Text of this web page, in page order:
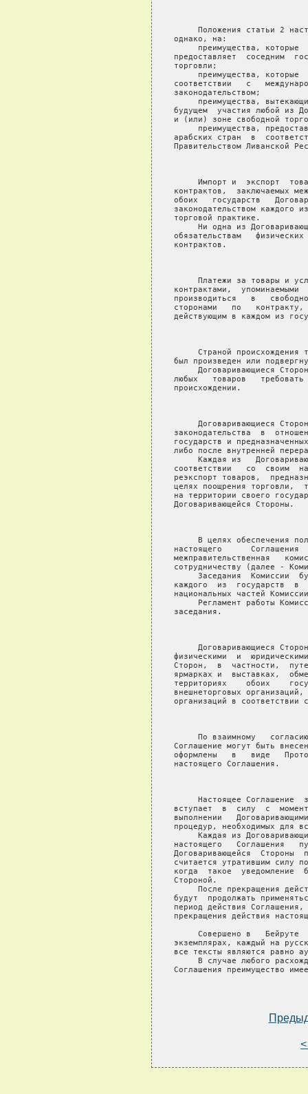
Положения статьи 2
однако, на:
преимущества, которые
предоставляет  соседним
торговли;
преимущества, которые
соответствии   с
законодательством;
преимущества,
будущем  участия любой из
и (или) зоне свободной
преимущества,
арабских стран  в
Правительством Ливанской
Импорт и  экспорт
контрактов,  заключаемых
обоих   государств
законодательством каждого
торговой практике.
Ни одна из
обязательствам
контрактов.
Платежи за товары и
контрактами,  упоминаемыми
производиться   в
сторонами   по   контракту,
действующим в каждом из
Страной происхождения
был произведен или
Договаривающиеся
любых   товаров
происхождении.
Договаривающиеся
законодательства  в
государств и
либо после внутренней
Каждая из
соответствии   со  своим
реэкспорт товаров,
целях поощрения торговли,
на территории своего
Договаривающейся Стороны.
В целях обеспечения
настоящего
межправительственная
сотрудничеству (далее -
Заседания  Комиссии
каждого  из  государств  в
национальных частей
Регламент работы
заседания.
Договаривающиеся
физическими  и
Сторон,  в  частности,
ярмарках и  выставках,
территориях    обоих
внешнеторговых
организаций в соответствии
По взаимному
Соглашение могут быть
оформлены   в   виде
настоящего Соглашения.
Настоящее Соглашение
вступает  в  силу  с
выполнении
процедур, необходимых для
Каждая из
настоящего   Соглашения
Договаривающейся  Стороны
считается утратившим силу
когда  такое  уведомление
Стороной.
После прекращения
будут  продолжать
период действия
прекращения действия
Совершено в   Бейруте
экземплярах, каждый на
все тексты являются равно
В случае любого
Соглашения преимущество